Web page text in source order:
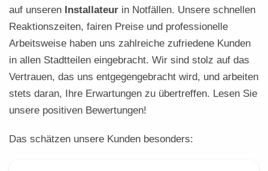
auf unseren Installateur in Notfällen. Unsere schnellen
Reaktionszeiten, fairen Preise und professionelle
Arbeitsweise haben uns zahlreiche zufriedene Kunden
in allen Stadtteilen eingebracht. Wir sind stolz auf das
Vertrauen, das uns entgegengebracht wird, und arbeiten
stets daran, Ihre Erwartungen zu übertreffen. Lesen Sie
unsere positiven Bewertungen!
Das schätzen unsere Kunden besonders: